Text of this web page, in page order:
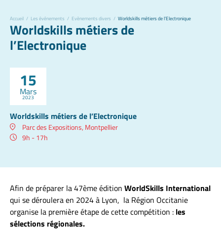
Accueil / Les événements / Evènements divers / Worldskills métiers de l’Electronique
Worldskills métiers de
l’Electronique
15
Mars
2023
Worldskills métiers de l’Electronique
Parc des Expositions, Montpellier
9h - 17h
Afin de préparer la 47ème édition WorldSkills International
qui se déroulera en 2024 à Lyon, la Région Occitanie
organise la première étape de cette compétition : les
sélections régionales.